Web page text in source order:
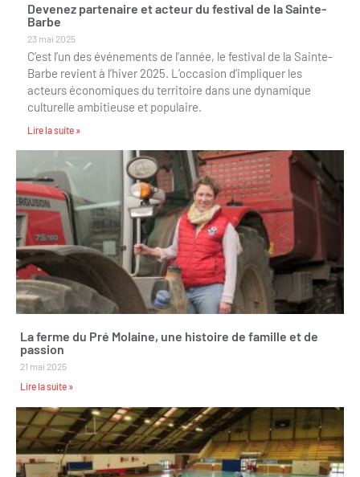
Devenez partenaire et acteur du festival de la Sainte-
Barbe
23 mai 2025
C’est l’un des événements de l’année, le festival de la Sainte-
Barbe revient à l’hiver 2025. L’occasion d’impliquer les
acteurs économiques du territoire dans une dynamique
culturelle ambitieuse et populaire.
Lire la suite »
La ferme du Pré Molaine, une histoire de famille et de
passion
21 mai 2025
Lire la suite »